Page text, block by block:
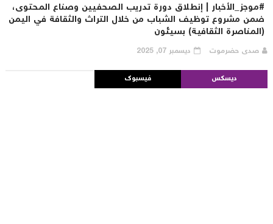
| إنطلاق دورة تدريب الصحفيين وصناع المحتوى،
مشروع توظيف الشباب من خلال التراث والثقافة في اليمن
الثقافية) بسيئون
صدى حضرموت ديسمبر 07, 2025
ديسكس فيسبوك